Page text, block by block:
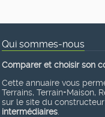
Qui sommes-nous
Comparer et choisir son
Cette annuaire vous
Terrains, Terrain+Maison,
sur le site du
intermédiaires